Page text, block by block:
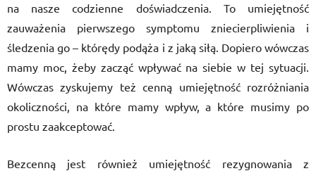
na nasze codzienne doświadczenia. To umiejętność
zauważenia pierwszego symptomu zniecierpliwienia i
śledzenia go – którędy podąża i z jaką siłą. Dopiero wówczas
mamy moc, żeby zacząć wpływać na siebie w tej sytuacji.
Wówczas zyskujemy też cenną umiejętność rozróżniania
okoliczności, na które mamy wpływ, a które musimy po
prostu zaakceptować.
Bezcenną jest również umiejętność rezygnowania z